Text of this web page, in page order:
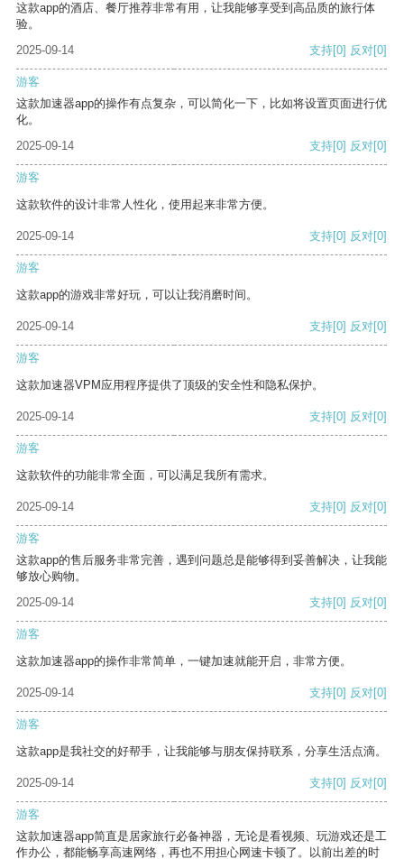
这款app的酒店、餐厅推荐非常有用，让我能够享受到高品质的旅行体
验。
2025-09-14
支持[0] 反对[0]
游客
这款加速器app的操作有点复杂，可以简化一下，比如将设置页面进行优
化。
2025-09-14
支持[0] 反对[0]
游客
这款软件的设计非常人性化，使用起来非常方便。
2025-09-14 支持[0] 反对[0]
游客
这款app的游戏非常好玩，可以让我消磨时间。
2025-09-14 支持[0] 反对[0]
游客
这款加速器VPM应用程序提供了顶级的安全性和隐私保护。
2025-09-14 支持[0] 反对[0]
游客
这款软件的功能非常全面，可以满足我所有需求。
2025-09-14 支持[0] 反对[0]
游客
这款app的售后服务非常完善，遇到问题总是能够得到妥善解决，让我能
够放心购物。
2025-09-14
支持[0] 反对[0]
游客
这款加速器app的操作非常简单，一键加速就能开启，非常方便。
2025-09-14 支持[0] 反对[0]
游客
这款app是我社交的好帮手，让我能够与朋友保持联系，分享生活点滴。
2025-09-14 支持[0] 反对[0]
游客
这款加速器app简直是居家旅行必备神器，无论是看视频、玩游戏还是工
作办公，都能畅享高速网络，再也不用担心网速卡顿了。以前出差的时